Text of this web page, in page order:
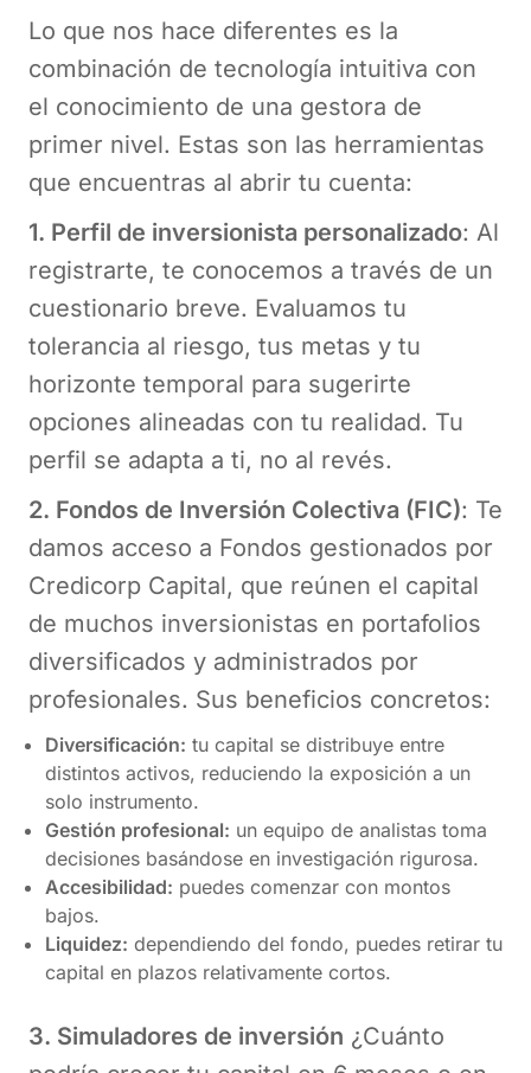
Lo que nos hace diferentes es la
combinación de tecnología intuitiva con
el conocimiento de una gestora de
primer nivel. Estas son las herramientas
que encuentras al abrir tu cuenta:
1. Perfil de inversionista personalizado: Al
registrarte, te conocemos a través de un
cuestionario breve. Evaluamos tu
tolerancia al riesgo, tus metas y tu
horizonte temporal para sugerirte
opciones alineadas con tu realidad. Tu
perfil se adapta a ti, no al revés.
2. Fondos de Inversión Colectiva (FIC): Te
damos acceso a Fondos gestionados por
Credicorp Capital, que reúnen el capital
de muchos inversionistas en portafolios
diversificados y administrados por
profesionales. Sus beneficios concretos:
Diversificación: tu capital se distribuye entre
distintos activos, reduciendo la exposición a un
solo instrumento.
Gestión profesional: un equipo de analistas toma
decisiones basándose en investigación rigurosa.
Accesibilidad: puedes comenzar con montos
bajos.
Liquidez: dependiendo del fondo, puedes retirar tu
capital en plazos relativamente cortos.
3. Simuladores de inversión ¿Cuánto